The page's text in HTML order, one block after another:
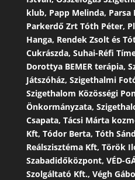
klub, Papp Melinda,
Parkerdő Zrt Tóth Péter,
Hanga, Rendek Zsolt és
Cukrászda, Suhai-Réfi
Dorottya BEMER terápia,
Játszóház, Szigethalmi
Szigethalom Közösségi
Önkormányzata,
Csapata, Tácsi Márta
Kft, Tódor Berta, Tóth
Reálszisztéma Kft, Török
Szabadidőközpont, VÉD-
Szolgáltató Kft., Végh